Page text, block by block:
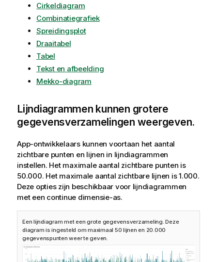
Cirkeldiagram
Combinatiegrafiek
Spreidingsplot
Draaitabel
Tabel
Tekst en afbeelding
Mekko-diagram
Lijndiagrammen kunnen grotere
gegevensverzamelingen weergeven.
App-ontwikkelaars kunnen voortaan het aantal
zichtbare punten en lijnen in lijndiagrammen
instellen. Het maximale aantal zichtbare punten is
50.000. Het maximale aantal zichtbare lijnen is 1.000.
Deze opties zijn beschikbaar voor lijndiagrammen
met een continue dimensie-as.
Een lijndiagram met een grote gegevensverzameling. Deze
diagram is ingesteld om maximaal 50 lijnen en 20.000
gegevenspunten weer te geven.